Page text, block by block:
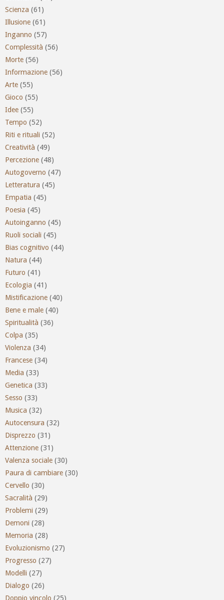
Scienza (61)
Illusione (61)
Inganno (57)
Complessità (56)
Morte (56)
Informazione (56)
Arte (55)
Gioco (55)
Idee (55)
Tempo (52)
Riti e rituali (52)
Creatività (49)
Percezione (48)
Autogoverno (47)
Letteratura (45)
Empatia (45)
Poesia (45)
Autoinganno (45)
Ruoli sociali (45)
Bias cognitivo (44)
Natura (44)
Futuro (41)
Ecologia (41)
Mistificazione (40)
Bene e male (40)
Spiritualità (36)
Colpa (35)
Violenza (34)
Francese (34)
Media (33)
Genetica (33)
Sesso (33)
Musica (32)
Autocensura (32)
Disprezzo (31)
Attenzione (31)
Valenza sociale (30)
Paura di cambiare (30)
Cervello (30)
Sacralità (29)
Problemi (29)
Demoni (28)
Memoria (28)
Evoluzionismo (27)
Progresso (27)
Modelli (27)
Dialogo (26)
Doppio vincolo (25)